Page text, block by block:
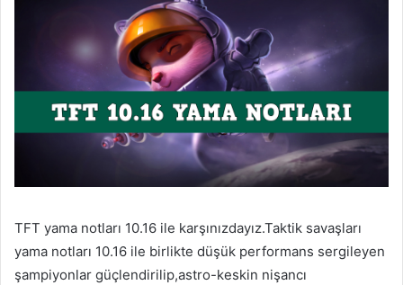
TFT yama notları 10.16 ile karşınızdayız.Taktik savaşları
yama notları 10.16 ile birlikte düşük performans sergileyen
şampiyonlar güçlendirilip,astro-keskin nişancı